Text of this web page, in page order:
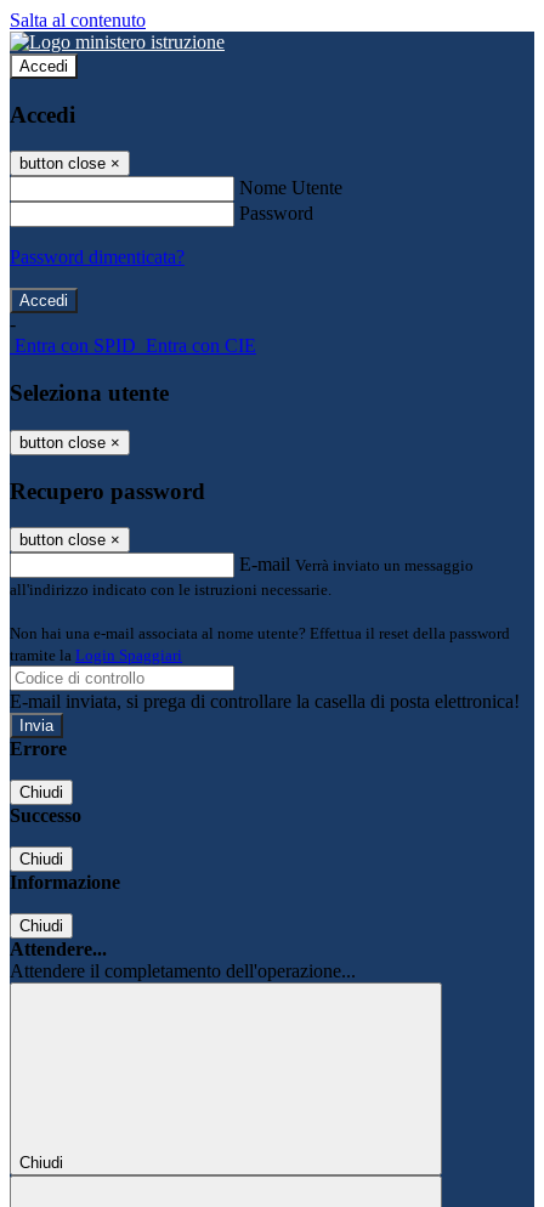
Salta al contenuto
Accedi
Accedi
button close ×
Nome Utente
Password
Password dimenticata?
-
Entra con SPID Entra con CIE
Seleziona utente
button close ×
Recupero password
button close ×
E-mail Verrà inviato un messaggio
all'indirizzo indicato con le istruzioni necessarie.
Non hai una e-mail associata al nome utente? Effettua il reset della password
tramite la Login Spaggiari
E-mail inviata, si prega di controllare la casella di posta elettronica!
Errore
Chiudi
Successo
Chiudi
Informazione
Chiudi
Attendere...
Attendere il completamento dell'operazione...
Chiudi